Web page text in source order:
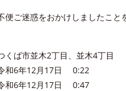
便ご迷惑をおかけしましたこと
くば市並木2丁目、並木4丁目
和6年12月17日 0:22
和6年12月17日 0:47
請求